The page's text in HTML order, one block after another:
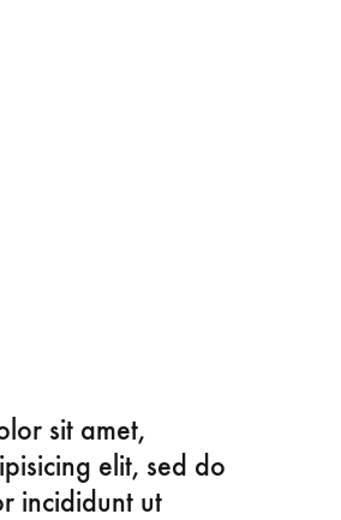
sit amet,
elit, sed do
incididunt ut